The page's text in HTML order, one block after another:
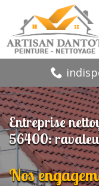
Entreprise
56400:
Nos